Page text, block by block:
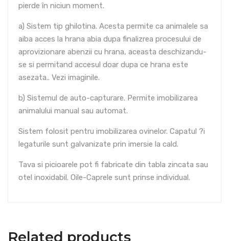
pierde în niciun moment.
a) Sistem tip ghilotina. Acesta permite ca animalele sa
aiba acces la hrana abia dupa finalizrea procesului de
aprovizionare abenzii cu hrana, aceasta deschizandu-
se si permitand accesul doar dupa ce hrana este
asezata.. Vezi imaginile.
b) Sistemul de auto-capturare. Permite imobilizarea
animalului manual sau automat.
Sistem folosit pentru imobilizarea ovinelor. Capatul ?i
legaturile sunt galvanizate prin imersie la cald.
Tava si picioarele pot fi fabricate din tabla zincata sau
otel inoxidabil. Oile-Caprele sunt prinse individual.
Related products